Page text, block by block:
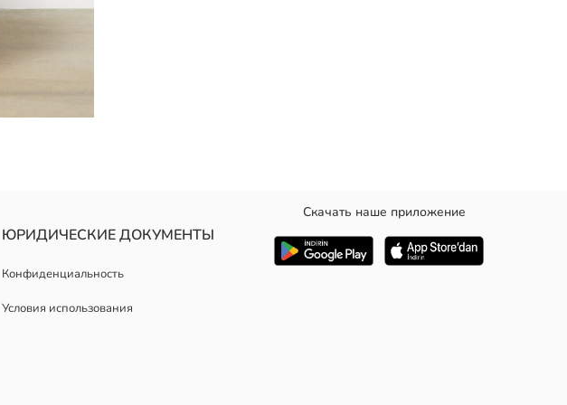
ЮРИДИЧЕСКИЕ ДОКУМЕНТЫ
Конфиденциальность
Условия использования
Скачать наше приложение